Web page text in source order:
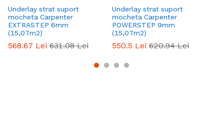
Underlay strat suport
mocheta Carpenter
EXTRASTEP 6mm
(15,07m2)
568.67 Lei 631.08 Lei
Underlay strat suport
mocheta Carpenter
POWERSTEP 9mm
(15,07m2)
550.5 Lei 620.94 Lei